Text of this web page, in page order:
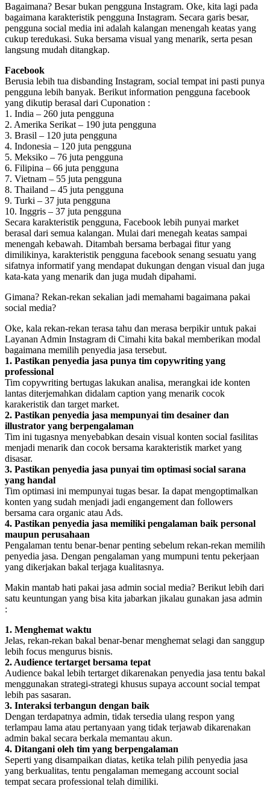
Bagaimana? Besar bukan pengguna Instagram. Oke, kita lagi pada
bagaimana karakteristik pengguna Instagram. Secara garis besar,
pengguna social media ini adalah kalangan menengah keatas yang
cukup teredukasi. Suka bersama visual yang menarik, serta pesan
langsung mudah ditangkap.
Facebook
Berusia lebih tua disbanding Instagram, social tempat ini pasti punya
pengguna lebih banyak. Berikut information pengguna facebook
yang dikutip berasal dari Cuponation :
1. India – 260 juta pengguna
2. Amerika Serikat – 190 juta pengguna
3. Brasil – 120 juta pengguna
4. Indonesia – 120 juta pengguna
5. Meksiko – 76 juta pengguna
6. Filipina – 66 juta pengguna
7. Vietnam – 55 juta pengguna
8. Thailand – 45 juta pengguna
9. Turki – 37 juta pengguna
10. Inggris – 37 juta pengguna
Secara karakteristik pengguna, Facebook lebih punyai market
berasal dari semua kalangan. Mulai dari menegah keatas sampai
menengah kebawah. Ditambah bersama berbagai fitur yang
dimilikinya, karakteristik pengguna facebook senang sesuatu yang
sifatnya informatif yang mendapat dukungan dengan visual dan juga
kata-kata yang menarik dan juga mudah dipahami.
Gimana? Rekan-rekan sekalian jadi memahami bagaimana pakai
social media?
Oke, kala rekan-rekan terasa tahu dan merasa berpikir untuk pakai
Layanan Admin Instagram di Cimahi kita bakal memberikan modal
bagaimana memilih penyedia jasa tersebut.
1. Pastikan penyedia jasa punya tim copywriting yang
professional
Tim copywriting bertugas lakukan analisa, merangkai ide konten
lantas diterjemahkan didalam caption yang menarik cocok
karakeristik dan target market.
2. Pastikan penyedia jasa mempunyai tim desainer dan
illustrator yang berpengalaman
Tim ini tugasnya menyebabkan desain visual konten social fasilitas
menjadi menarik dan cocok bersama karakteristik market yang
disasar.
3. Pastikan penyedia jasa punyai tim optimasi social sarana
yang handal
Tim optimasi ini mempunyai tugas besar. Ia dapat mengoptimalkan
konten yang sudah menjadi jadi engangement dan followers
bersama cara organic atau Ads.
4. Pastikan penyedia jasa memiliki pengalaman baik personal
maupun perusahaan
Pengalaman tentu benar-benar penting sebelum rekan-rekan memilih
penyedia jasa. Dengan pengalaman yang mumpuni tentu pekerjaan
yang dikerjakan bakal terjaga kualitasnya.
Makin mantab hati pakai jasa admin social media? Berikut lebih dari
satu keuntungan yang bisa kita jabarkan jikalau gunakan jasa admin
:
1. Menghemat waktu
Jelas, rekan-rekan bakal benar-benar menghemat selagi dan sanggup
lebih focus mengurus bisnis.
2. Audience tertarget bersama tepat
Audience bakal lebih tertarget dikarenakan penyedia jasa tentu bakal
menggunakan strategi-strategi khusus supaya account social tempat
lebih pas sasaran.
3. Interaksi terbangun dengan baik
Dengan terdapatnya admin, tidak tersedia ulang respon yang
terlampau lama atau pertanyaan yang tidak terjawab dikarenakan
admin bakal secara berkala memantau akun.
4. Ditangani oleh tim yang berpengalaman
Seperti yang disampaikan diatas, ketika telah pilih penyedia jasa
yang berkualitas, tentu pengalaman memegang account social
tempat secara professional telah dimiliki.